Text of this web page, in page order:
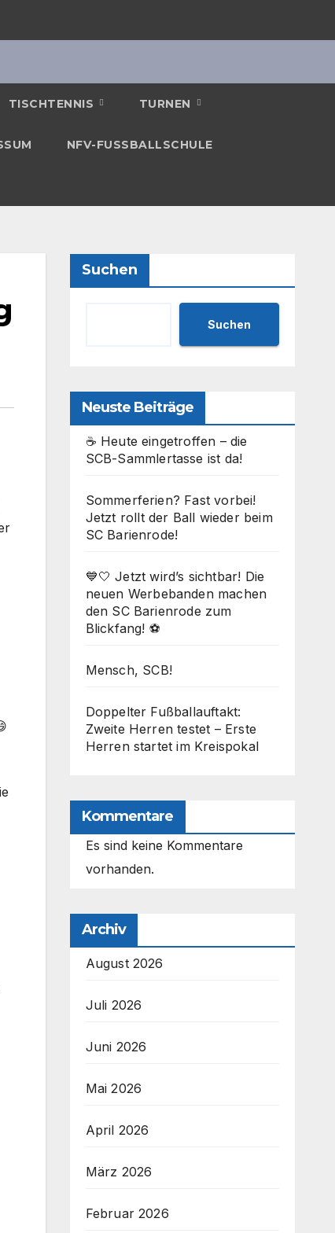
TISCHTENNIS TURNEN
NFV-FUSSBALLSCHULE
Suchen
Suchen
Neuste Beiträge
☕ Heute eingetroffen – die
SCB-Sammlertasse ist da!
Sommerferien? Fast vorbei!
Jetzt rollt der Ball wieder beim
SC Barienrode!
💙🤍 Jetzt wird’s sichtbar! Die
neuen Werbebanden machen
den SC Barienrode zum
Blickfang! ⚽
Mensch, SCB!
Doppelter Fußballauftakt:
Zweite Herren testet – Erste
Herren startet im Kreispokal
Kommentare
Es sind keine Kommentare
vorhanden.
Archiv
August 2026
Juli 2026
Juni 2026
Mai 2026
April 2026
März 2026
Februar 2026